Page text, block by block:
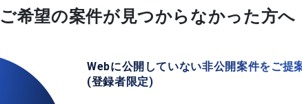
ご希望の案件が見つからなかった方へ
Webに公開していない非公開案件をご提
(登録者限定)